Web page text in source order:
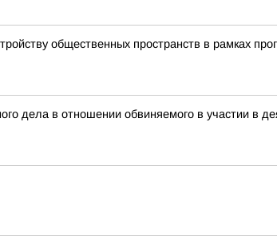
общественных пространств в рамках
дела в отношении обвиняемого в участии в